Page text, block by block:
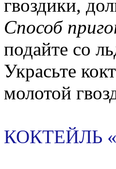
гвоздики,
Способ
подайте со
Украсьте
молотой
КОКТЕЙЛЬ